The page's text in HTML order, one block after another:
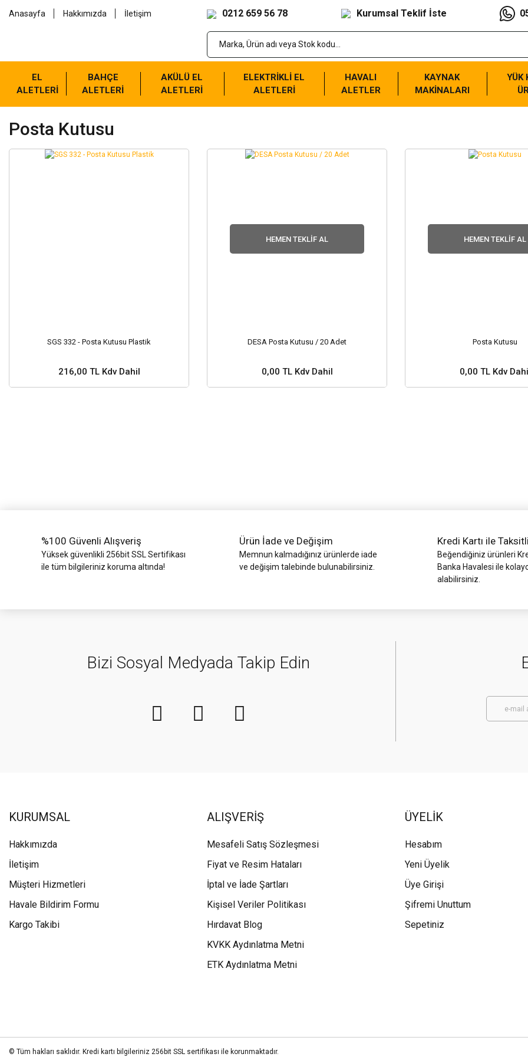
Anasayfa Hakkımızda İletişim 0212 659 56 78 Kurumsal Teklif İste
EL
ALETLERİ
BAHÇE
ALETLERİ
AKÜLÜ EL
ALETLERİ
ELEKTRİKLİ EL
ALETLERİ
HAVALI
ALETLER
KAYNAK
MAKİNALARI
YÜK
Posta Kutusu
SGS 332 - Posta Kutusu Plastik
216,00 TL Kdv Dahil
HEMEN TEKLIF AL
DESA Posta Kutusu / 20 Adet
0,00 TL Kdv Dahil
HEMEN TEKLIF AL
Posta Kutusu
0,00 TL Kdv
%100 Güvenli Alışveriş
Yüksek güvenlikli 256bit SSL Sertifikası
ile tüm bilgileriniz koruma altında!
Ürün İade ve Değişim
Memnun kalmadığınız ürünlerde iade
ve değişim talebinde bulunabilirsiniz.
Kredi Kartı ile
Beğendiğiniz ürünleri
Banka Havalesi ile
alabilirsiniz.
Bizi Sosyal Medyada Takip Edin
KURUMSAL
Hakkımızda
İletişim
Müşteri Hizmetleri
Havale Bildirim Formu
Kargo Takibi
ALIŞVERİŞ
Mesafeli Satış Sözleşmesi
Fiyat ve Resim Hataları
İptal ve İade Şartları
Kişisel Veriler Politikası
Hırdavat Blog
KVKK Aydınlatma Metni
ETK Aydınlatma Metni
ÜYELİK
Hesabım
Yeni Üyelik
Üye Girişi
Şifremi Unuttum
Sepetiniz
© Tüm hakları saklıdır. Kredi kartı bilgileriniz 256bit SSL sertifikası ile korunmaktadır.